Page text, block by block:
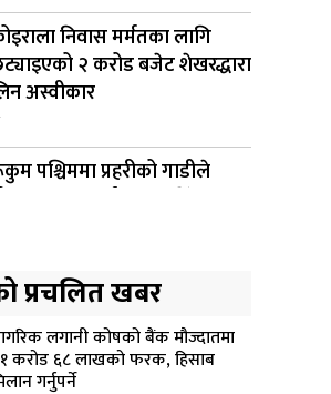
निवास मर्मतका लागि
२ करोड बजेट शेखरद्धारा
अस्वीकार
पश्चिममा प्रहरीको गाडीले
बैठक बस्दै , पाँच
र प्रतिवेदन प्रस्तुत हुने
५ घण्टा अघि
प्रचलित खबर
लगानी कोषको बैंक मौज्दातमा
करोड ६८ लाखको फरक, हिसाब
गर्नुपर्ने